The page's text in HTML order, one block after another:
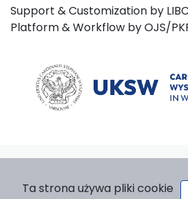
Support & Customization by
Platform & Workflow by OJS/
Ta strona używa pliki cookie